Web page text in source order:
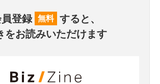
登録 無料 すると、
をお読みいただけます